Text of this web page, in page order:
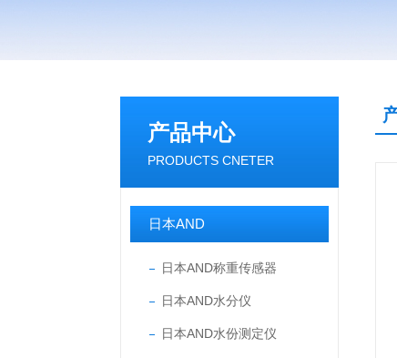
产品中心
PRODUCTS CNETER
日本AND
日本AND称重传感器
日本AND水分仪
日本AND水份测定仪